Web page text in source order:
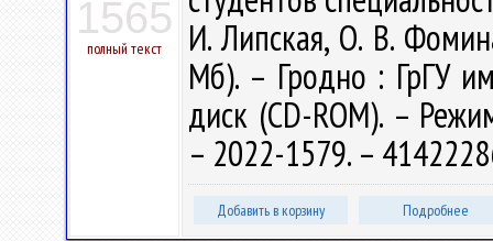
1565
полный текст
И. Липская, О. В.
Мб). – Гродно : ГрГУ
диск (CD-ROM). –
– 2022-1579. –
Добавить в корзину Подробнее